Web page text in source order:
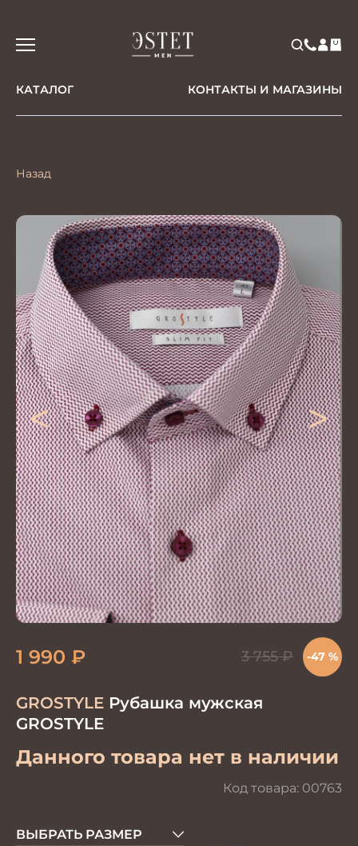
КАТАЛОГ КОНТАКТЫ И МАГАЗИНЫ
Назад
< >
GROSTYLE Рубашка мужская
GROSTYLE
Данного товара нет в наличии
Код товара: 00763
1 990 ₽ 3 755₽ -47 %
ВЫБРАТЬ РАЗМЕР